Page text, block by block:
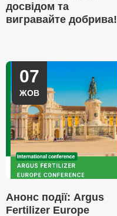
досвідом та
вигравайте добрива!
07
ЖОВ
Анонс події: Argus
Fertilizer Europe